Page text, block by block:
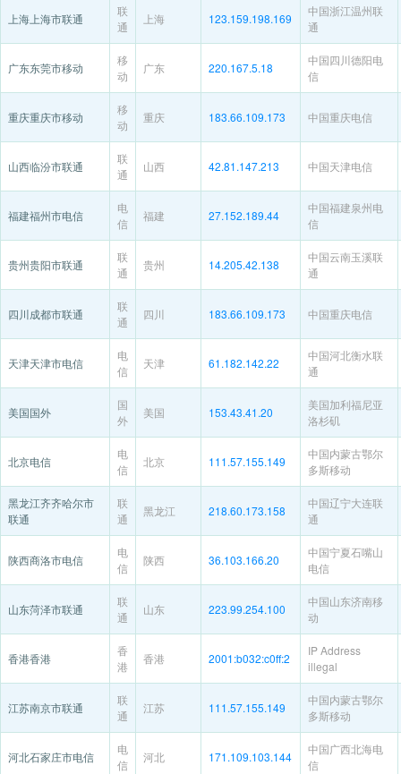
上海上海市联通
联
通
上海 123.159.198.169
中国浙江温州联
通
广东东莞市移动
移
动
广东 220.167.5.18
中国四川德阳电
信
重庆重庆市移动
移
动
重庆 183.66.109.173 中国重庆电信
山西临汾市联通
联
通
山西 42.81.147.213 中国天津电信
福建福州市电信
电
信
福建 27.152.189.44
中国福建泉州电
信
贵州贵阳市联通
联
通
贵州 14.205.42.138
中国云南玉溪联
通
四川成都市联通
联
通
四川 183.66.109.173 中国重庆电信
天津天津市电信
电
信
天津 61.182.142.22
中国河北衡水联
通
美国国外
国
外
美国 153.43.41.20
美国加利福尼亚
洛杉矶
北京电信
电
信
北京 111.57.155.149
中国内蒙古鄂尔
多斯移动
黑龙江齐齐哈尔市
联通
联
通
黑龙江 218.60.173.158
中国辽宁大连联
通
陕西商洛市电信
电
信
陕西 36.103.166.20
中国宁夏石嘴山
电信
山东菏泽市联通
联
通
山东 223.99.254.100
中国山东济南移
动
香港香港
香
港
香港 2001:b032:c0ff:2
IP Address
illegal
江苏南京市联通
联
通
江苏 111.57.155.149
中国内蒙古鄂尔
多斯移动
河北石家庄市电信
电
信
河北 171.109.103.144
中国广西北海电
信